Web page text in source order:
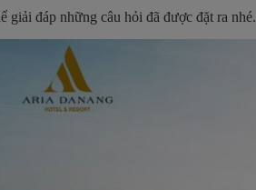
giải đáp những câu hỏi đã được đặt ra nhé.